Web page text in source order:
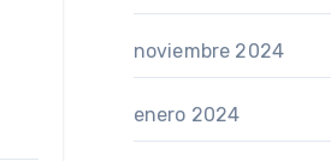
noviembre 2024
enero 2024